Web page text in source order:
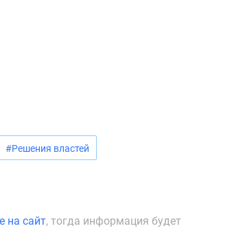
#Решения властей
на сайт, тогда информация будет